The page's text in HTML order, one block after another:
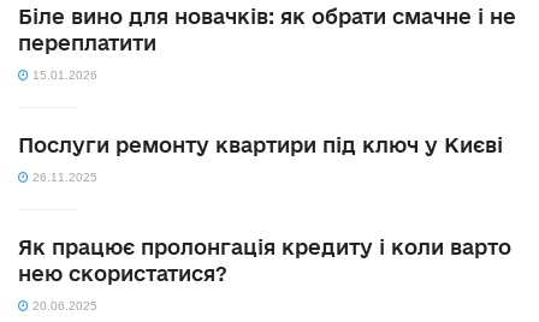
Біле вино для новачків: як обрати смачне і не
переплатити
15.01.2026
Послуги ремонту квартири під ключ у Києві
26.11.2025
Як працює пролонгація кредиту і коли варто
нею скористатися?
20.06.2025